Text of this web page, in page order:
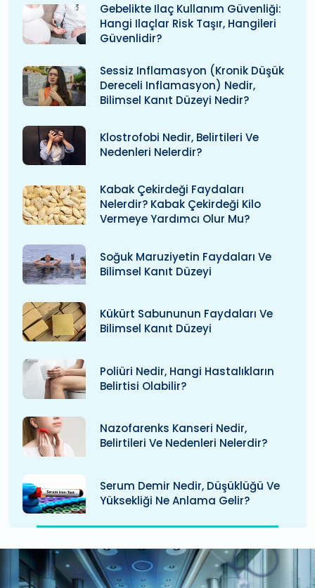
Gebelikte Ilaç Kullanım Güvenliği:
Hangi Ilaçlar Risk Taşır, Hangileri
Güvenlidir?
Sessiz Inflamasyon (kronik Düşük
Dereceli Inflamasyon) Nedir,
Bilimsel Kanıt Düzeyi Nedir?
Klostrofobi Nedir, Belirtileri Ve
Nedenleri Nelerdir?
Kabak Çekirdeği Faydaları
Nelerdir? Kabak Çekirdeği Kilo
Vermeye Yardımcı Olur Mu?
Soğuk Maruziyetin Faydaları Ve
Bilimsel Kanıt Düzeyi
Kükürt Sabununun Faydaları Ve
Bilimsel Kanıt Düzeyi
Poliüri Nedir, Hangi Hastalıkların
Belirtisi Olabilir?
Nazofarenks Kanseri Nedir,
Belirtileri Ve Nedenleri Nelerdir?
Serum Demir Nedir, Düşüklüğü Ve
Yüksekliği Ne Anlama Gelir?